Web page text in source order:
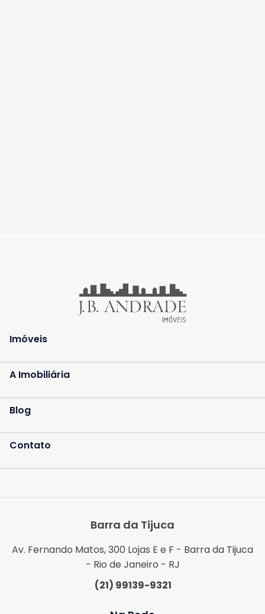
Imóveis
A Imobiliária
Blog
Contato
Barra da Tijuca
Av. Fernando Matos, 300 Lojas E e F - Barra da Tijuca
- Rio de Janeiro - RJ
(21) 99139-9321